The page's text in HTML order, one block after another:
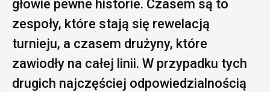
głowie pewne historie. Czasem są to
zespoły, które stają się rewelacją
turnieju, a czasem drużyny, które
zawiodły na całej linii. W przypadku tych
drugich najczęściej odpowiedzialnością